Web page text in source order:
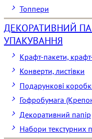
Топпери
ДЕКОРАТИВНИЙ
УПАКУВАННЯ
Крафт-пакети,
Конверти, листівки
Подарункові
Гофробумага
Декоративний папір
Набори текстурних